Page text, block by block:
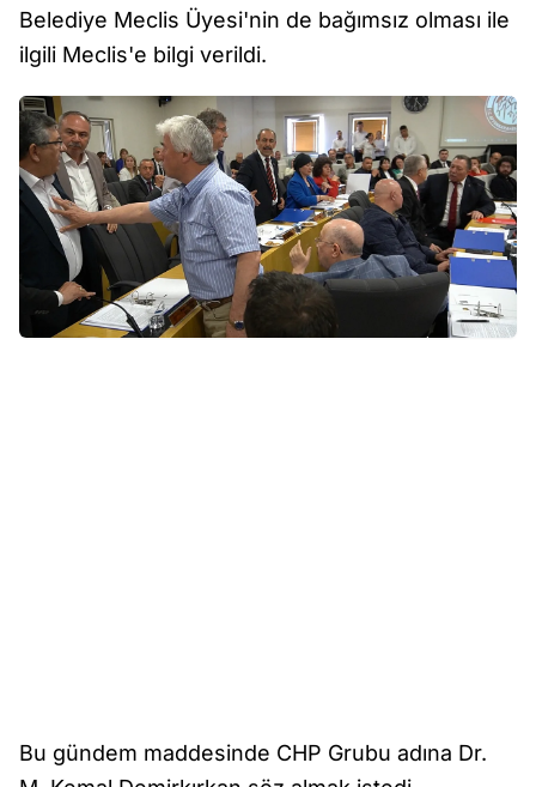
Belediye Meclis Üyesi'nin de bağımsız olması ile
ilgili Meclis'e bilgi verildi.
Bu gündem maddesinde CHP Grubu adına Dr.